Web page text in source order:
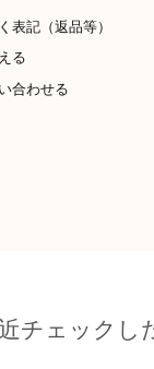
表記（返品等）
る
合わせる
チェックし